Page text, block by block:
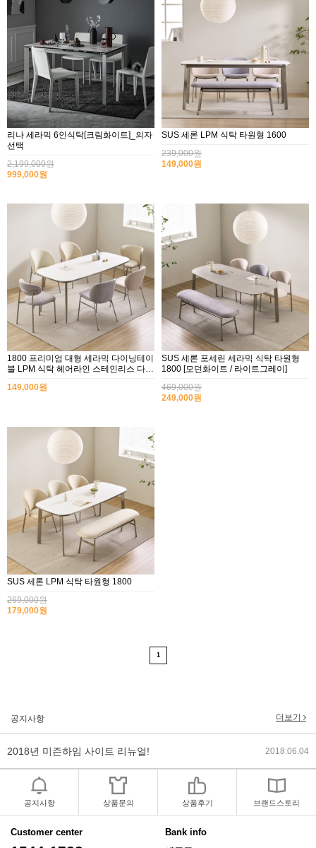
리나 세라믹 6인식탁[크림화이트]_의자
선택
2,199,000원
999,000원
SUS 세론 LPM 식탁 타원형 1600
239,000원
149,000원
1800 프리미엄 대형 세라믹 다이닝테이
블 LPM 식탁 헤어라인 스테인리스 다리
149,000원
SUS 세론 포세린 세라믹 식탁 타원형
1800 [모던화이트 / 라이트그레이]
469,000원
249,000원
SUS 세론 LPM 식탁 타원형 1800
269,000원
179,000원
1
공지사항 더보기
2018년 미즌하임 사이트 리뉴얼! 2018.06.04
2018년 야휴회 공지[상담/배송조..
2018년 모바일샵 리뉴얼 업데이.. 2018.04.10
2017년 미즌하임 리뉴얼
공지사항 상품문의 상품후기 브랜드스토리
Customer center
Bank info